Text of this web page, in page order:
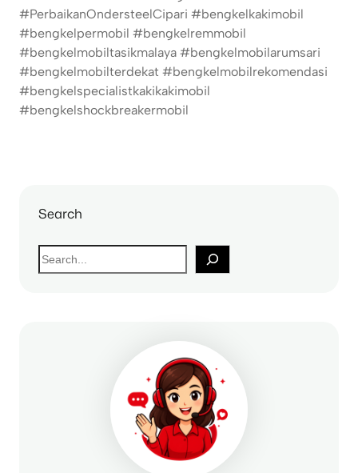
#PerbaikanOndersteelCipari #bengkelkakimobil
#bengkelpermobil #bengkelremmobil
#bengkelmobiltasikmalaya #bengkelmobilarumsari
#bengkelmobilterdekat #bengkelmobilrekomendasi
#bengkelspecialistkakikakimobil
#bengkelshockbreakermobil
Search
S
e